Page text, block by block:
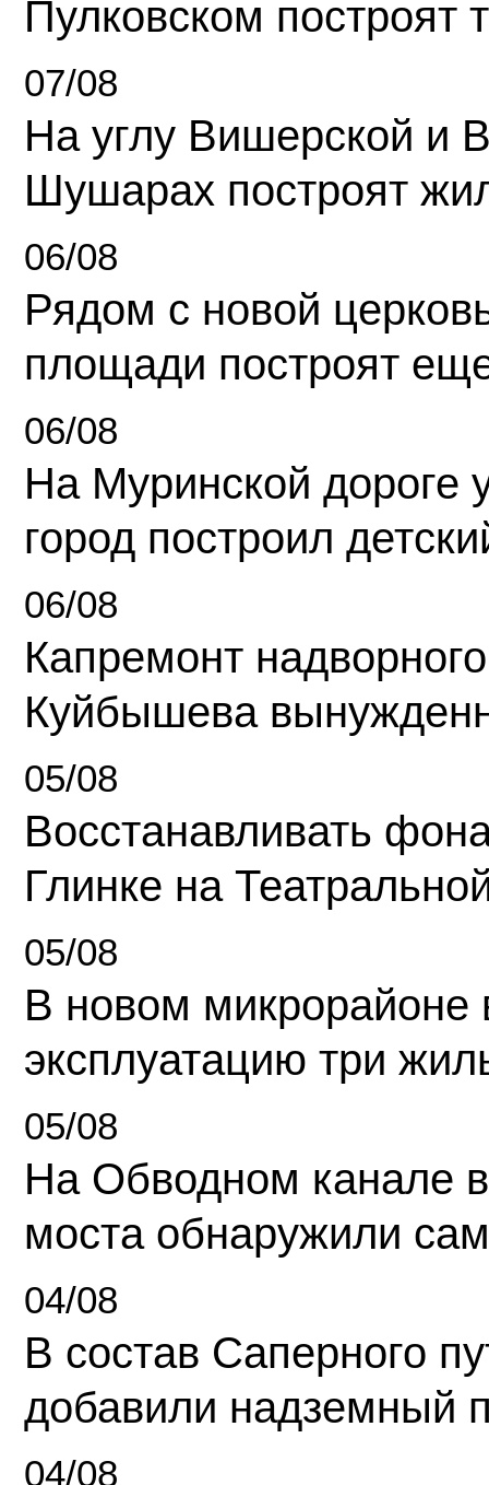
Пулковском построят
07/08
На углу Вишерской и
Шушарах построят
06/08
Рядом с новой
площади построят
06/08
На Муринской дороге
город построил
06/08
Капремонт
Куйбышева
05/08
Восстанавливать
Глинке на
05/08
В новом микрорайоне
эксплуатацию три
05/08
На Обводном канале
моста обнаружили
04/08
В состав Саперного
добавили надземный
04/08